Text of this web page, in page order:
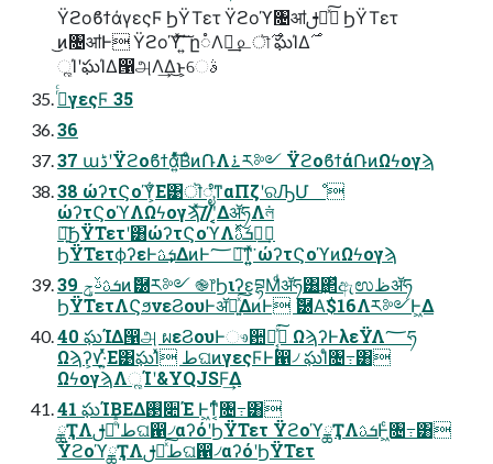
ΫϩοϐϯάγεςϜ ϦΫΤετ Ϋϩοϓ৔ॴࢦఆͯ͠ ϦΫΤετ
͜ͷ৔ॴͰ Ϋϩοϓͯ͠΄͍͠ ը૾Λฦ͢ ௨ৗ࣌ ఘΊΔ࣌
ૣΊʹఘΊΔ൑அΛ͢Δ͜ͱ͕େࣄ
࡞ͬͨγεςϜ 35
36
37 աڈʹΫϩοϐϯά͍ͯͨ͠Βͦͷ݁ՌΛ࠶ར༻ Ϋϩοϐϯά݁ՌͷΩϟογϡ
38 ώʔτϚοϓ͕͋Ε͹ॊೈͳαΠζʹରԠՄೳ
ώʔτϚοϓΛΩϟογϡͯ͠//ʹ͔͔ΔॲཧΛল͘
৽͍͠ϦΫΤετʹ͸ώʔτϚοϓΛܭࢉͯ͠ฦ͢
ϦΫΤετϕʔεͰܭࢉ͢ΔͷͰ؅ཧ͠ͳ͍͍ͯ͘ ώʔτϚοϓͷΩϟογϡ
39 ܭࢉࢿݯͷޮ཰ར༻ ֎෦Ϧιʔε͕བྷΜͩॲཧ͸͢΂ͯඇಉظॲཧ
ϦΫΤετΛϚϧνεϨουͰॲཧ͍ͯ͠ΔͷͰ ޮ཰Α͘$16Λར༻Ͱ͖Δ
40 ఘΊΔ൑அ ผεϨουͰෳ਺ಈ͔͓ͯ͘͠ ΩϡʔͰλεΫΛ؅ཧ
Ωϡʔ͕٧·͍ͬͯΕ͹ఘΊͯ طଘͷγεςϜͰ഑৴ ఘΊͨ৔߹͸
ΩϟογϡΛૣΊʹ&YQJSF͢Δ
41 ఘΊΒΕΔ࢓૊Έ Ͱ͖ͳ͔ͬͨ৔߹͸
ྖҬΛࢦఆͤͣʹطଘ഑৴αʔόʹϦΫΤετ ΫϩοϓྖҬΛܭࢉͰ͖ͨ৔߹͸
ΫϩοϓྖҬΛࢦఆͯ͠طଘ഑৴αʔόʹϦΫΤετ